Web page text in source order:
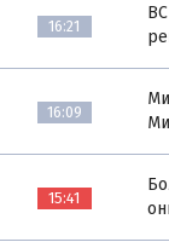
16:21
16:09
15:41